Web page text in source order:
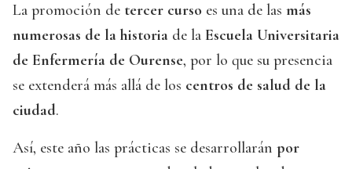
La promoción de tercer curso es una de las más
numerosas de la historia de la Escuela Universitaria
de Enfermería de Ourense, por lo que su presencia
se extenderá más allá de los centros de salud de la
ciudad.
Así, este año las prácticas se desarrollarán por